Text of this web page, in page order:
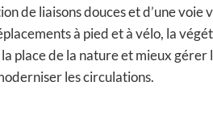
de liaisons douces et d’une
à pied et à vélo, la
place de la nature et mieux gérer
les circulations.